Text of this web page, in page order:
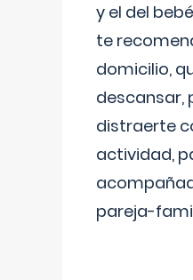
y el del
te
domicilio,
descansar,
distraerte
actividad,
pareja-